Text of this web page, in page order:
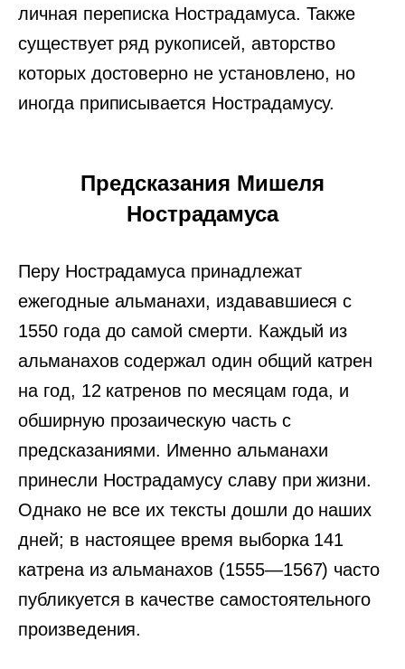
личная переписка Нострадамуса. Также
существует ряд рукописей, авторство
которых достоверно не установлено, но
иногда приписывается Нострадамусу.
Предсказания Мишеля
Нострадамуса
Перу Нострадамуса принадлежат
ежегодные альманахи, издававшиеся с
1550 года до самой смерти. Каждый из
альманахов содержал один общий катрен
на год, 12 катренов по месяцам года, и
обширную прозаическую часть с
предсказаниями. Именно альманахи
принесли Нострадамусу славу при жизни.
Однако не все их тексты дошли до наших
дней; в настоящее время выборка 141
катрена из альманахов (1555—1567) часто
публикуется в качестве самостоятельного
произведения.